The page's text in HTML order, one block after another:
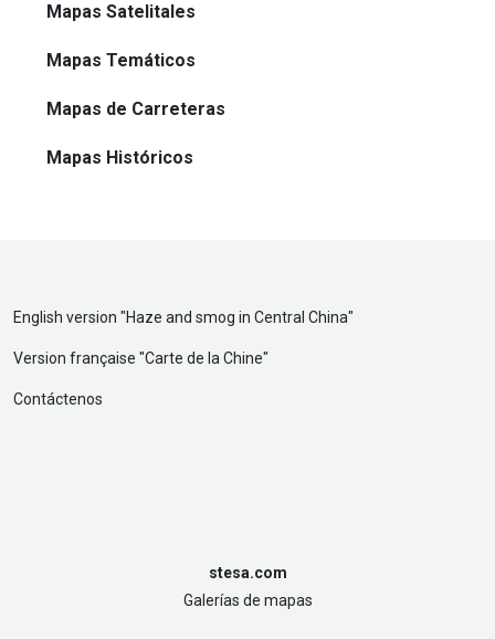
Mapas Satelitales
Mapas Temáticos
Mapas de Carreteras
Mapas Históricos
English version "Haze and smog in Central China"
Version française "Carte de la Chine"
Contáctenos
stesa.com
Galerías de mapas